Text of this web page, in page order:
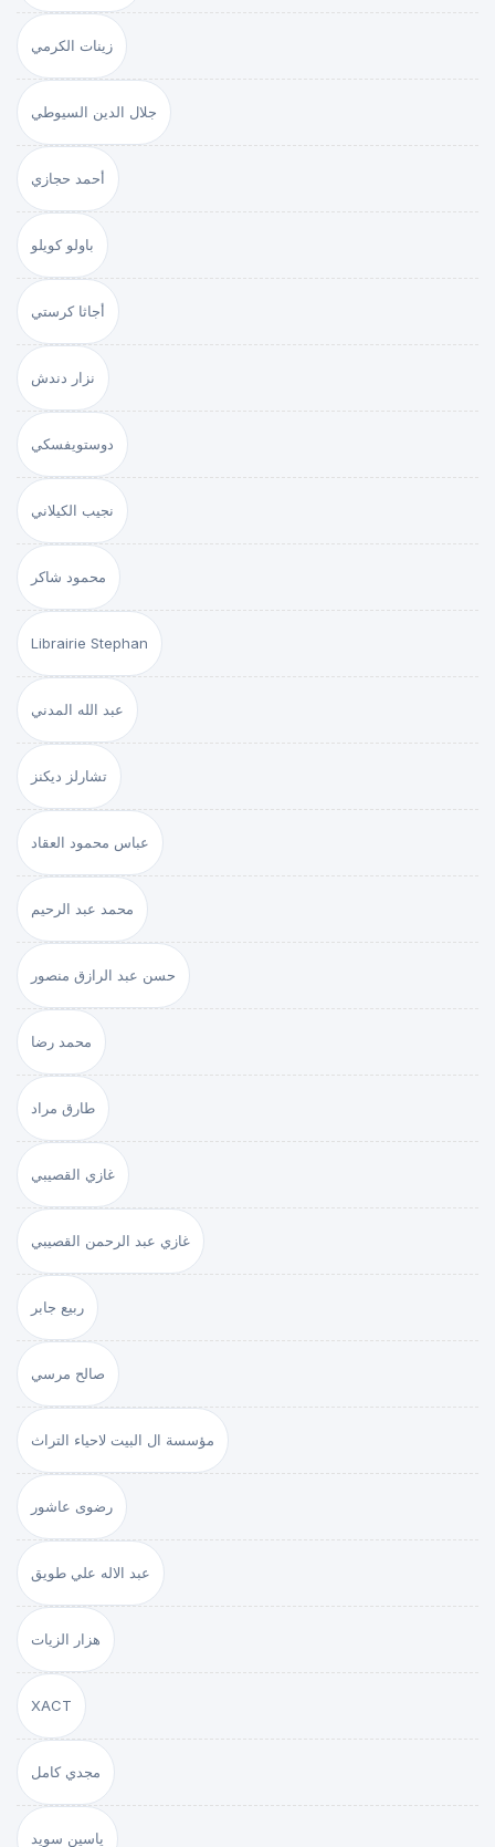
زينات الكرمي
جلال الدين السيوطي
أحمد حجازي
باولو كويلو
أجاثا كرستي
نزار دندش
دوستويفسكي
نجيب الكيلاني
محمود شاكر
Librairie Stephan
عبد الله المدني
تشارلز ديكنز
عباس محمود العقاد
محمد عبد الرحيم
حسن عبد الرازق منصور
محمد رضا
طارق مراد
غازي القصيبي
غازي عبد الرحمن القصيبي
ربيع جابر
صالح مرسي
مؤسسة ال البيت لاحياء التراث
رضوى عاشور
عبد الاله علي طويق
هزار الزيات
XACT
مجدي كامل
ياسين سويد